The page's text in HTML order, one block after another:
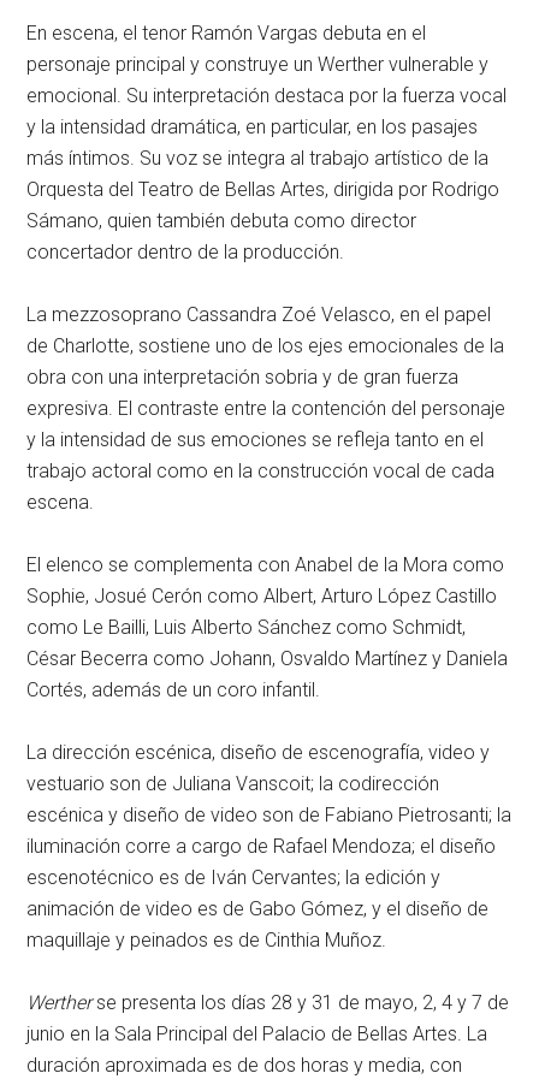
En escena, el tenor Ramón Vargas debuta en el
personaje principal y construye un Werther vulnerable y
emocional. Su interpretación destaca por la fuerza vocal
y la intensidad dramática, en particular, en los pasajes
más íntimos. Su voz se integra al trabajo artístico de la
Orquesta del Teatro de Bellas Artes, dirigida por Rodrigo
Sámano, quien también debuta como director
concertador dentro de la producción.
La mezzosoprano Cassandra Zoé Velasco, en el papel
de Charlotte, sostiene uno de los ejes emocionales de la
obra con una interpretación sobria y de gran fuerza
expresiva. El contraste entre la contención del personaje
y la intensidad de sus emociones se refleja tanto en el
trabajo actoral como en la construcción vocal de cada
escena.
El elenco se complementa con Anabel de la Mora como
Sophie, Josué Cerón como Albert, Arturo López Castillo
como Le Bailli, Luis Alberto Sánchez como Schmidt,
César Becerra como Johann, Osvaldo Martínez y Daniela
Cortés, además de un coro infantil.
La dirección escénica, diseño de escenografía, video y
vestuario son de Juliana Vanscoit; la codirección
escénica y diseño de video son de Fabiano Pietrosanti; la
iluminación corre a cargo de Rafael Mendoza; el diseño
escenotécnico es de Iván Cervantes; la edición y
animación de video es de Gabo Gómez, y el diseño de
maquillaje y peinados es de Cinthia Muñoz.
Wertherse presenta los días 28 y 31 de mayo, 2, 4 y 7 de
junio en la Sala Principal del Palacio de Bellas Artes. La
duración aproximada es de dos horas y media, con